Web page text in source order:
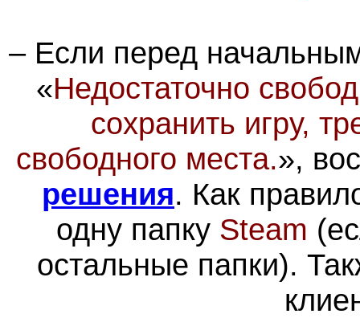
– Если перед
«Недостаточно
сохранить игру,
свободного места.»,
решения. Как
одну папку Steam
остальные папки).